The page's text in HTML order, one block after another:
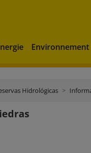
Environnement
Hidrológicas